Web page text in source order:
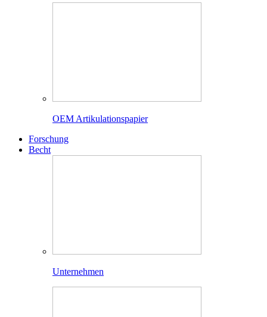
OEM Artikulationspapier
Forschung
Becht
Unternehmen